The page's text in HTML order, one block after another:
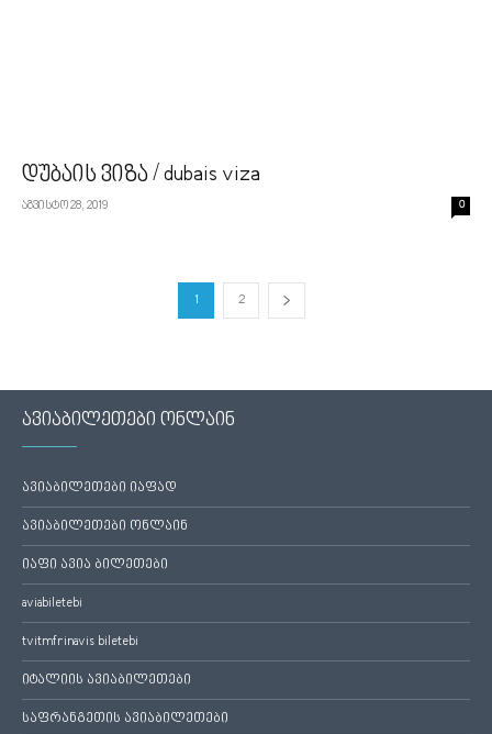
დუბაის ვიზა / dubais viza
აგვისტო 28, 2019 0
1 2
ავიაბილეთები ონლაინ
ავიაბილეთები იაფად
ავიაბილეთები ონლაინ
იაფი ავია ბილეთები
aviabiletebi
tvitmfrinavis biletebi
იტალიის ავიაბილეთები
საფრანგეთის ავიაბილეთები